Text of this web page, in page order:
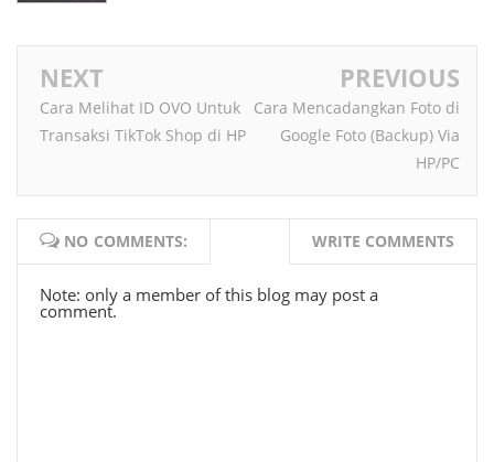
NEXT
Cara Melihat ID OVO Untuk
Transaksi TikTok Shop di HP
PREVIOUS
Cara Mencadangkan Foto di
Google Foto (Backup) Via
HP/PC
NO COMMENTS: WRITE COMMENTS
Note: only a member of this blog may post a
comment.